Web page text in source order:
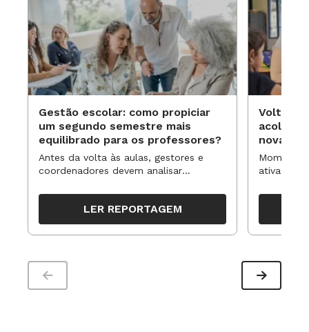
Gestão escolar: como propiciar
um segundo semestre mais
equilibrado para os professores?
Antes da volta às aulas, gestores e
coordenadores devem analisar
organizar ações para orientar o
trabalho pedagógico ao longo do
período
LER REPORTAGEM
Volta às
novas
ativa
propostas